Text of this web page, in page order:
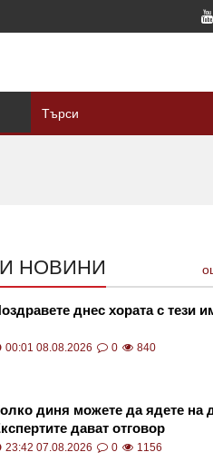
НОВИНИ
днес хората с тези
00:01 08.08.2026 0 840
диня можете да ядете на
дават отговор
23:42 07.08.2026 0 1156